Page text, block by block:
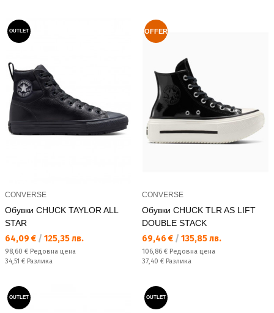
OUTLET
CONVERSE
Обувки CHUCK TAYLOR ALL
STAR
Текуща цена:
64,09 € / 125,35 лв.
Редовна цена:
98,60 € Редовна цена
Спестявате:
34,51 € Разлика
OFFER
CONVERSE
Обувки CHUCK TLR AS LIFT
DOUBLE STACK
Текуща цена:
69,46 € / 135,85 лв.
Редовна цена:
106,86 € Редовна цена
Спестявате:
37,40 € Разлика
OUTLET OUTLET